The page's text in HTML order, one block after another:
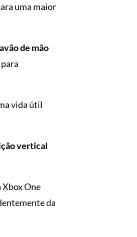
uma maior
de mão
para
vida útil
vertical
Xbox One
da